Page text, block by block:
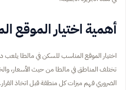
أهمية اختيار الموقع
اختيار الموقع المناسب للسكن في مالطا يلعب
تختلف المناطق في مالطا من حيث الأسعار،
الضروري فهم ميزات كل منطقة قبل اتخاذ